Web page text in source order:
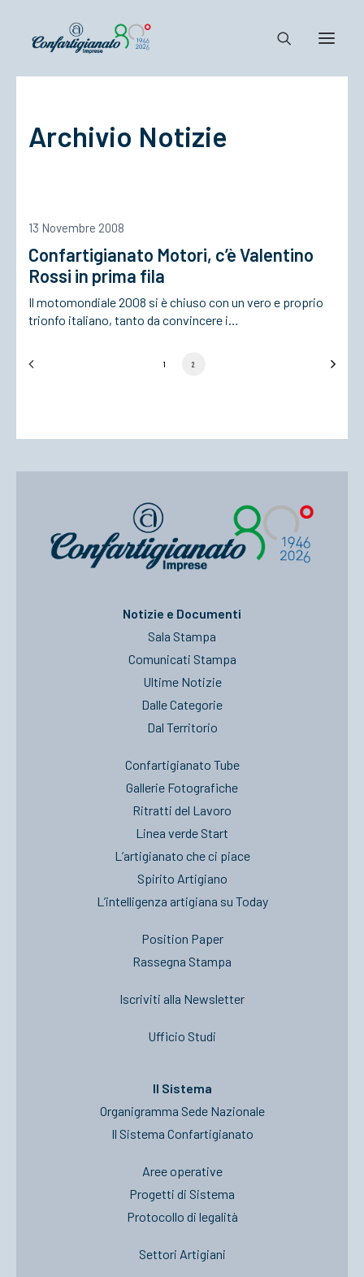
Confartigianato
Cosa Facciamo
Associarsi
Archivio Notizie
13 Novembre 2008
Confartigianato Motori, c’è Valentino
Rossi in prima fila
Il motomondiale 2008 si è chiuso con un vero e proprio
trionfo italiano, tanto da convincere i…
1 2
Notizie e Documenti
Sala Stampa
Comunicati Stampa
Ultime Notizie
Dalle Categorie
Dal Territorio
Confartigianato Tube
Gallerie Fotografiche
Ritratti del Lavoro
Linea verde Start
L’artigianato che ci piace
Spirito Artigiano
L’intelligenza artigiana su Today
Position Paper
Rassegna Stampa
Iscriviti alla Newsletter
Ufficio Studi
Il Sistema
Organigramma Sede Nazionale
Il Sistema Confartigianato
Aree operative
Progetti di Sistema
Protocollo di legalità
Settori Artigiani